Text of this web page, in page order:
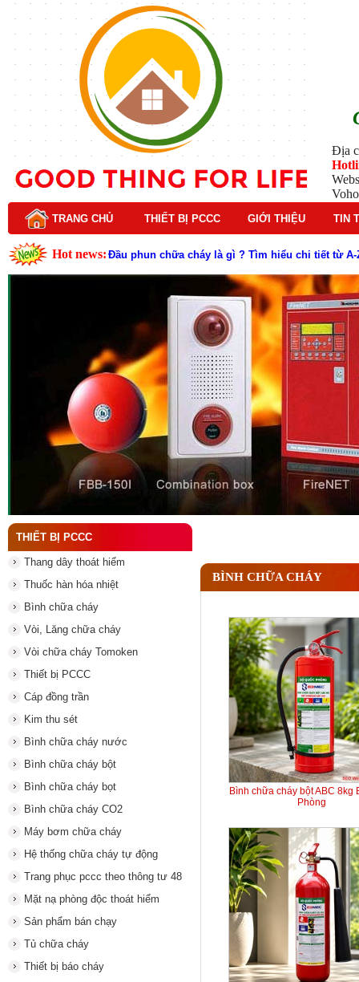
Địa
TRANG CHỦ THIẾT BỊ PCCC GIỚI THIỆU TIN
Hot news: Đầu phun chữa cháy là gì ? Tìm hiểu chi tiết từ A-
Cách kiểm tra và bảo trì hệ thống báo cháy
Cấu tạo và nguyên lý hoạt động của báo cháy
Tìm hiểu chi tiết về hệ thống báo cháy Horing
Các loại thang dây thoát hiểm phổ biến trên thị
Thang dây thoát hiểm có tác dụng gì trong tình
Cấu tạo đầu phun chữa cháy trong hệ thống
Kim thu sét là gì? Cấu tạo, nguyên lý hoạt động
Đầu phun chữa cháy là gì và nguyên lý hoạt động
THIẾT BỊ PCCC
Thang dây thoát hiểm
Thuốc hàn hóa nhiệt
Bình chữa cháy
Vòi, Lăng chữa cháy
Vòi chữa cháy Tomoken
Thiết bị PCCC
Cáp đồng trần
Kim thu sét
Bình chữa cháy nước
Bình chữa cháy bột
Bình chữa cháy bọt
Bình chữa cháy CO2
Máy bơm chữa cháy
Hệ thống chữa cháy tự động
Trang phục pccc theo thông tư 48
Mặt nạ phòng độc thoát hiểm
Sản phẩm bán chạy
Tủ chữa cháy
Thiết bị báo cháy
BÌNH CHỮA CHÁY
Bình chữa cháy bột ABC 8kg
Phòng